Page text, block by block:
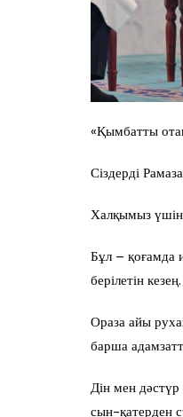
«Қымбатты
Сіздерді
Халқымыз
Бұл – қоғамда
берілетін
Ораза айы
барша
Дін мен
сын-қатерден